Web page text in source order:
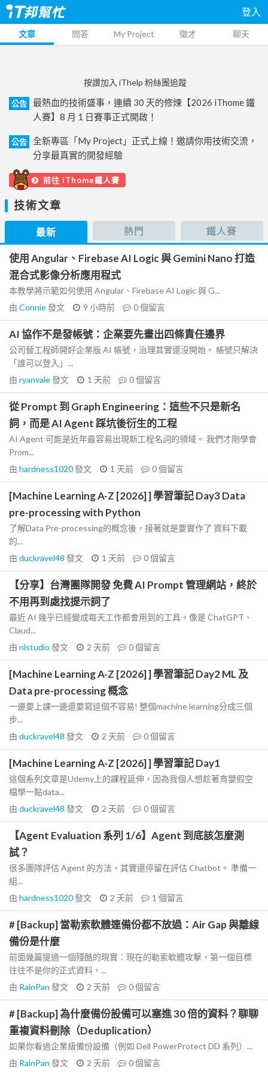
登入
文章 問答 My Project 徵才 聊天
按讚加入 iThelp 粉絲團追蹤
公告
最熱血的技術盛事，連續 30 天的修煉【2026 iThome 鐵
人賽】8 月 1 日賽事正式開啟！
公告
全新專區「My Project」正式上線！邀請你用技術交流，
分享最真實的開發經驗
前往 iThome鐵人賽
技術文章
最新 熱門 鐵人賽
使用 Angular、Firebase AI Logic 與 Gemini Nano 打造
混合式影像分析應用程式
本教學將示範如何使用 Angular、Firebase AI Logic 與 G...
由 Connie發文 9 小時前 0個留言
AI 協作不是發帳號：企業要先畫出四條責任邊界
公司替工程師開好企業版 AI 帳號，治理其實還沒開始。 帳號只解決
「誰可以登入」...
由 ryanvale發文 1 天前 0個留言
從 Prompt 到 Graph Engineering：這些不只是新名
詞，而是 AI Agent 踩坑後衍生的工程
AI Agent 可能是近年最容易出現新工程名詞的領域。 我們才剛學會
Prom...
由 hardness1020發文 1 天前 0個留言
[Machine Learning A-Z [2026] ] 學習筆記 Day3 Data
pre-processing with Python
了解Data Pre-processing的概念後，接著就是要實作了 資料下載
的...
由 duckravel48 發文 1 天前 0個留言
【分享】台灣團隊開發 免費 AI Prompt 管理網站，終於
不用再到處找提示詞了
最近 AI 幾乎已經變成每天工作都會用到的工具。像是 ChatGPT、
Claud...
由 nlstudio 發文 2 天前 0個留言
[Machine Learning A-Z [2026] ] 學習筆記 Day2 ML 及
Data pre-processing 概念
一邊要上課一邊還要寫這個不容易! 整個machine learning分成三個
步...
由 duckravel48 發文 2 天前 0個留言
[Machine Learning A-Z [2026] ] 學習筆記 Day1
這個系列文章是Udemy上的課程延伸，因為我個人想趁著育嬰假空
檔學一點data...
由 duckravel48 發文 2 天前 0個留言
【Agent Evaluation 系列 1/6】Agent 到底該怎麼測
試？
很多團隊評估 Agent 的方法，其實還停留在評估 Chatbot。 準備一
組...
由 hardness1020發文 2 天前 1 個留言
# [Backup] 當勒索軟體連備份都不放過：Air Gap 與離線
備份是什麼
前面幾篇提過一個殘酷的現實：現在的勒索軟體攻擊，第一個目標
往往不是你的正式資料，...
由 RainPan 發文 2 天前 0個留言
# [Backup] 為什麼備份設備可以塞進 30 倍的資料？聊聊
重複資料刪除（Deduplication）
如果你看過企業級備份設備（例如 Dell PowerProtect DD 系列）...
由 RainPan 發文 2 天前 0個留言